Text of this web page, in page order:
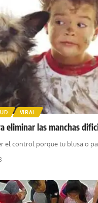
VIRAL
eliminar las manchas
el control porque tu blusa o